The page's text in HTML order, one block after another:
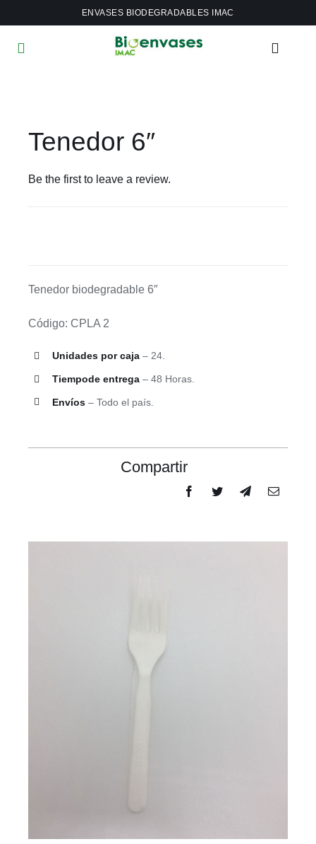
al
ENVASES BIODEGRADABLES IMAC
Toggle
Tienda
Sostenibilidad
Tenedor 6″
Be the first to leave a review.
Tenedor biodegradable 6″
Código: CPLA 2
Unidades por caja– 24.
Tiempode entrega– 48 Horas.
Envíos– Todo el país.
Compartir